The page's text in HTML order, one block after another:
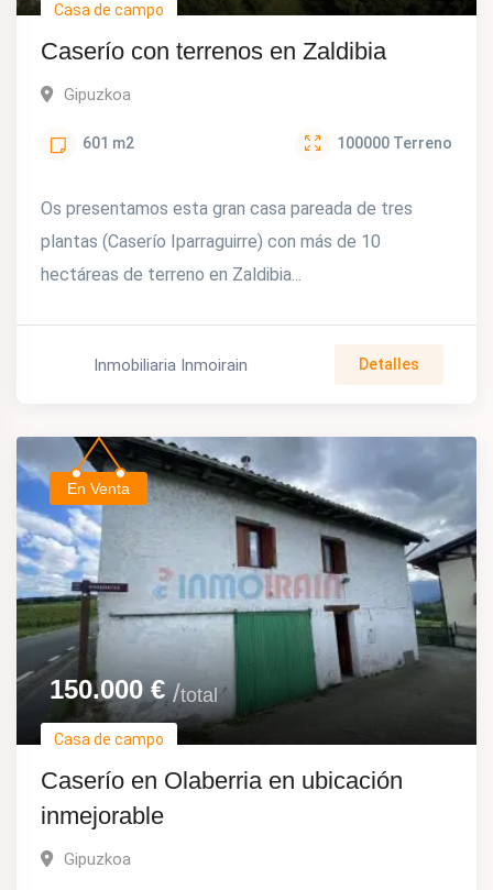
Casa de campo
Caserío con terrenos en Zaldibia
Gipuzkoa
601 m2 100000 Terreno
Os presentamos esta gran casa pareada de tres
plantas (Caserío Iparraguirre) con más de 10
hectáreas de terreno en Zaldibia...
Inmobiliaria Inmoirain Detalles
En Venta
150.000€ total
Casa de campo
Caserío en Olaberria en ubicación
inmejorable
Gipuzkoa